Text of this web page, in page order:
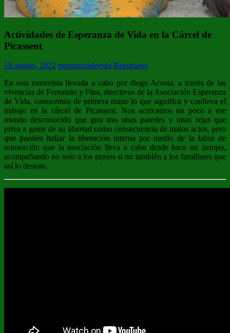
Actividades de Esperanza de Vida en la Cárcel de
Picassent
19 agosto, 2022 esperanzadevida Reportajes
En esta entrevista llevada a cabo por diego Acosta, a través de las
vivencias de Fernando y Fina, directivos de la Asociación Esperanza
de Vida, conocemos de primera mano lo que significa y conlleva el
trabajo en la cárcel de Picassent. Nos acercamos un poco a ese
mundo desconocido que gira tras unas paredes y unas rejas que
priva a gente de su libertad como consecuencia de malos actos, pero
que pueden hallar la liberación interna por medio de la labor de
reinserción que la asociación lleva a cabo desde hace un tiempo,
acompañando no solo a los presos si no también a los familiares que
así lo desean.